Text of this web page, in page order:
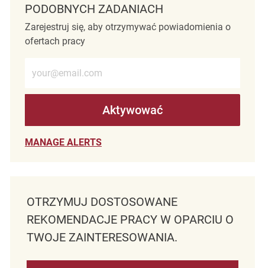
PODOBNYCH ZADANIACH
Zarejestruj się, aby otrzymywać powiadomienia o
ofertach pracy
Aktywować
MANAGE ALERTS
OTRZYMUJ DOSTOSOWANE
REKOMENDACJE PRACY W OPARCIU O
TWOJE ZAINTERESOWANIA.